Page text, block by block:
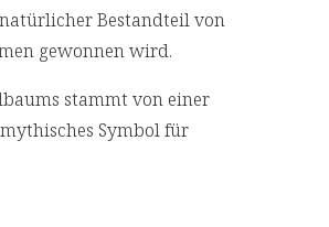
Bestandteil von
gewonnen wird.
stammt von einer
Symbol für